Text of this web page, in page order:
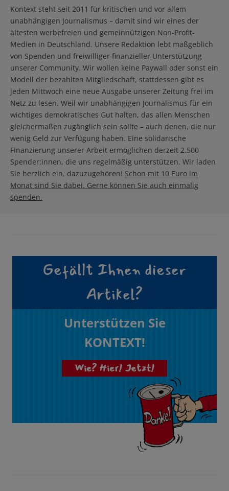
Kontext steht seit 2011 für kritischen und vor allem
unabhängigen Journalismus – damit sind wir eines der
ältesten werbefreien und gemeinnützigen Non-Profit-
Medien in Deutschland. Unsere Redaktion lebt maßgeblich
von Spenden und freiwilliger finanzieller Unterstützung
unserer Community. Wir wollen keine Paywall oder sonst ein
Modell der bezahlten Mitgliedschaft, stattdessen gibt es
jeden Mittwoch eine neue Ausgabe unserer Zeitung frei im
Netz zu lesen. Weil wir unabhängigen Journalismus für ein
wichtiges demokratisches Gut halten, das allen Menschen
gleichermaßen zugänglich sein sollte – auch denen, die nur
wenig Geld zur Verfügung haben. Eine solidarische
Finanzierung unserer Arbeit ermöglichen derzeit 2.500
Spender:innen, die uns regelmäßig unterstützen. Wir laden
Sie herzlich ein, dazuzugehören! Schon mit 10 Euro im
Monat sind Sie dabei. Gerne können Sie auch einmalig
spenden.
Gefällt Ihnen dieser
Artikel?
Unterstützen Sie
KONTEXT!
Wie? Hier! Jetzt!